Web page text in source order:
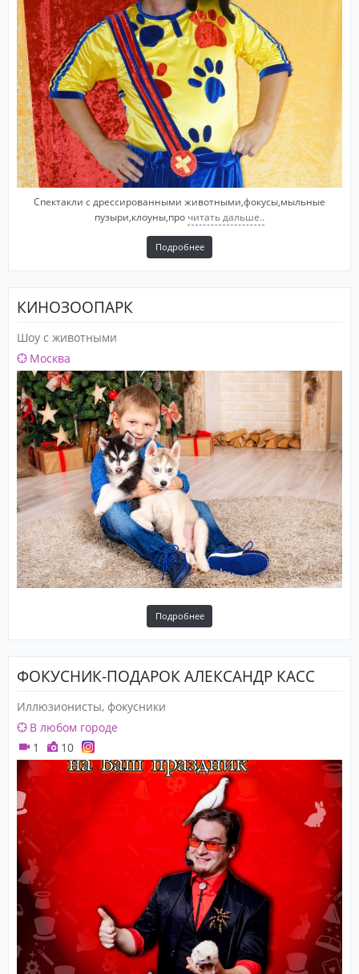
Спектакли с дрессированными животными,фокусы,мыльные
пузыри,клоуны,про читать дальше..
Подробнее
КИНОЗООПАРК
Шоу с животными
Москва
Подробнее
ФОКУСНИК-ПОДАРОК АЛЕКСАНДР КАСС
Иллюзионисты, фокусники
В любом городе
1
10